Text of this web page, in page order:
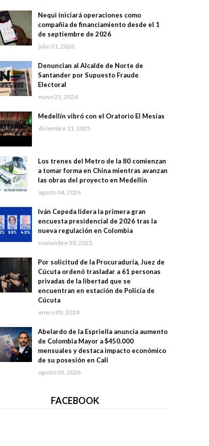
Nequi iniciará operaciones como
compañía de financiamiento desde el 1
de septiembre de 2026
julio 31, 2026
Denuncian al Alcalde de Norte de
Santander por Supuesto Fraude
Electoral
mayo 25, 2024
Medellín vibró con el Oratorio El Mesías
diciembre 11, 2025
Los trenes del Metro de la 80 comienzan
a tomar forma en China mientras avanzan
las obras del proyecto en Medellín
agosto 04, 2026
Iván Cepeda lidera la primera gran
encuesta presidencial de 2026 tras la
nueva regulación en Colombia
noviembre 30, 2025
Por solicitud de la Procuraduría, Juez de
Cúcuta ordenó trasladar a 61 personas
privadas de la libertad que se
encuentran en estación de Policía de
Cúcuta
enero 03, 2024
Abelardo de la Espriella anuncia aumento
de Colombia Mayor a $450.000
mensuales y destaca impacto económico
de su posesión en Cali
agosto 03, 2026
FACEBOOK